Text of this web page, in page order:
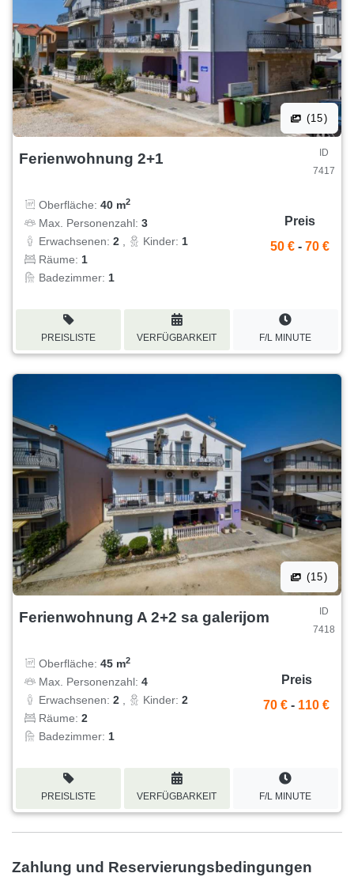
(15)
Ferienwohnung 2+1
ID
7417
Oberfläche: 40 m2
Max. Personenzahl: 3
Erwachsenen: 2 Kinder: 1
Räume: 1
Badezimmer: 1
Preis
50 € - 70 €
PREISLISTE VERFÜGBARKEIT F/L MINUTE
(15)
Ferienwohnung A 2+2 sa galerijom
ID
7418
Oberfläche: 45 m2
Max. Personenzahl: 4
Erwachsenen: 2 Kinder: 2
Räume: 2
Badezimmer: 1
Preis
70 € - 110 €
PREISLISTE VERFÜGBARKEIT F/L MINUTE
Zahlung und Reservierungsbedingungen